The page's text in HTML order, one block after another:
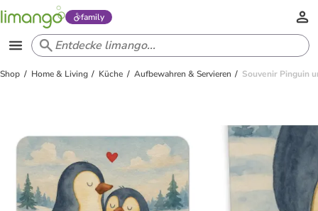
family
Shop Home & Living Küche Aufbewahren & Servieren Souvenir Pinguin